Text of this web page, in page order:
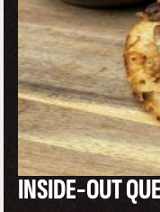
INSIDE-OUT